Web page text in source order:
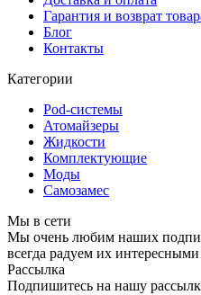
Гарантия и возврат
Блог
Контакты
Категории
Pod-системы
Атомайзеры
Жидкости
Комплектующие
Моды
Самозамес
Мы в сети
Мы очень любим наших
всегда радуем их
Рассылка
Подпишитесь на нашу